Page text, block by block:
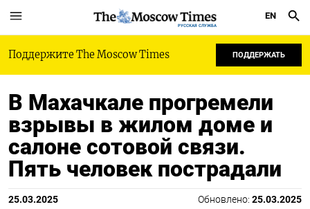
РУССКАЯ СЛУЖБА
EN
Поддержите The Moscow Times ПОДДЕРЖАТЬ
В Махачкале прогремели
взрывы в жилом доме и
салоне сотовой связи.
Пять человек пострадали
25.03.2025 Обновлено: 25.03.2025